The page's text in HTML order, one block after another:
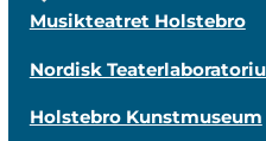
Musikteatret Holstebro
Nordisk
Holstebro Kunstmuseum